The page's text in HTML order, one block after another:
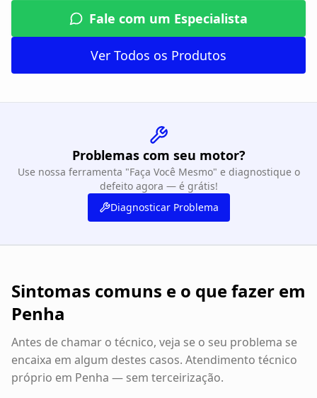
Fale com um Especialista
Ver Todos os Produtos
Problemas com seu motor?
Use nossa ferramenta "Faça Você Mesmo" e diagnostique o
defeito agora — é grátis!
Diagnosticar Problema
Sintomas comuns e o que fazer em
Penha
Antes de chamar o técnico, veja se o seu problema se
encaixa em algum destes casos. Atendimento técnico
próprio em Penha — sem terceirização.